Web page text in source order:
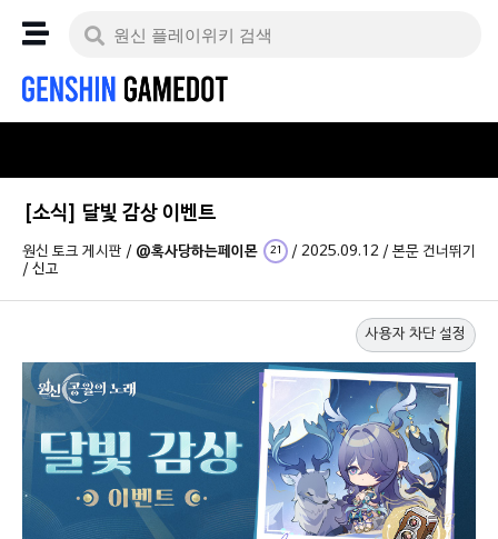
[소식] 달빛 감상 이벤트
원신 토크 게시판 / @혹사당하는페이몬 21 / 2025.09.12 / 본문 건너뛰기
/ 신고
사용자 차단 설정